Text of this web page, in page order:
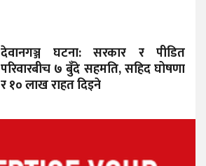
देवानगञ्ज घटना: सरकार र पीडित
परिवारबीच ७ बुँदे सहमति, सहिद घोषणा
र १० लाख राहत दिइने